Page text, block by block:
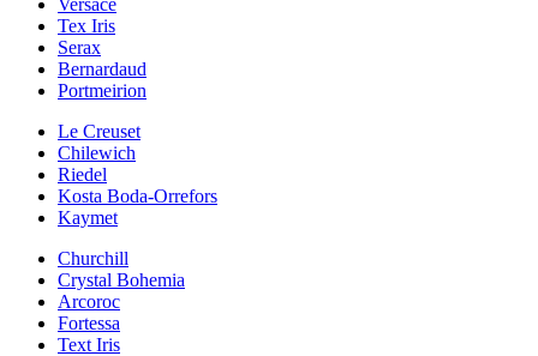
Tex Iris
Serax
Bernardaud
Portmeirion
Le Creuset
Chilewich
Riedel
Kosta Boda-Orrefors
Kaymet
Churchill
Crystal Bohemia
Arcoroc
Fortessa
Text Iris